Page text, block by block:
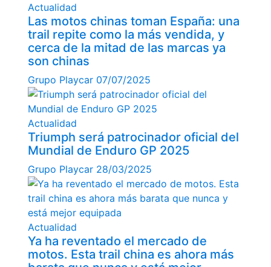
Actualidad
Las motos chinas toman España: una
trail repite como la más vendida, y
cerca de la mitad de las marcas ya
son chinas
Grupo Playcar 07/07/2025
Actualidad
Triumph será patrocinador oficial del
Mundial de Enduro GP 2025
Grupo Playcar 28/03/2025
Actualidad
Ya ha reventado el mercado de
motos. Esta trail china es ahora más